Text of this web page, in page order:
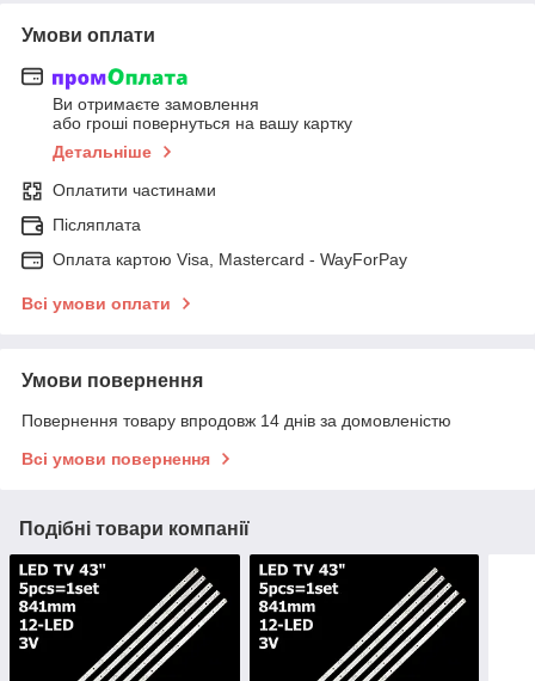
Умови оплати
Ви отримаєте замовлення
або гроші повернуться на вашу картку
Детальніше
Оплатити частинами
Післяплата
Оплата картою Visa, Mastercard - WayForPay
Всі умови оплати
Умови повернення
Повернення товару впродовж 14 днів за домовленістю
Всі умови повернення
Подібні товари компанії